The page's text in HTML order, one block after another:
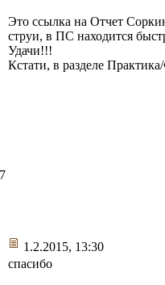
Это ссылка на Отчет
струи, в ПС находится
Удачи!!!
Кстати, в разделе
1.2.2015, 13:30
спасибо